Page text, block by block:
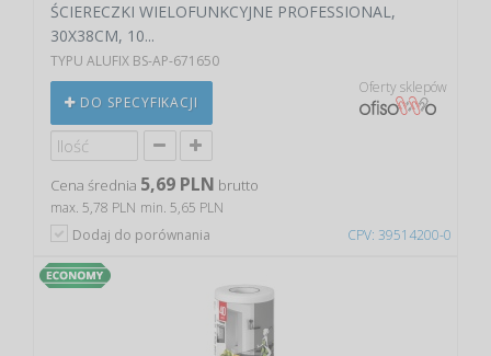
CPV: 39514200-0
ŚCIERECZKI WIELOFUNKCYJNE PROFESSIONAL,
30X38CM, 10...
TYPU ALUFIX BS-AP-671650
DO SPECYFIKACJI
Oferty sklepów
Cena średnia 5,69 PLN brutto
max. 5,78 PLN min. 5,65 PLN
Dodaj do porównania